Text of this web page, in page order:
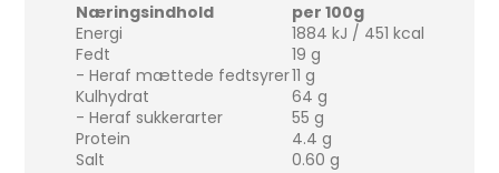
Næringsindhold
per 100g
Energi
1884 kJ / 451 kcal
Fedt
19 g
- Heraf mættede fedtsyrer11 g
Kulhydrat
64 g
- Heraf sukkerarter
55 g
Protein
4.4 g
Salt
0.60 g